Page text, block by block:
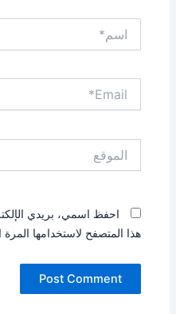
احفظ اسمي، بريدي
هذا المتصفح لاستخدامها